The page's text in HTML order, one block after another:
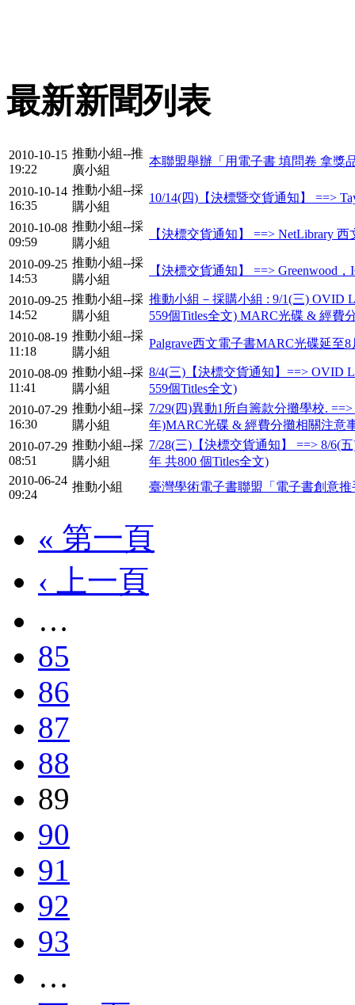
最新新聞列表
2010-10-15
19:22
推動小組--推
廣小組
本聯盟舉辦「用電子書 填問卷 拿獎
2010-10-14
16:35
推動小組--採
購小組
10/14(四)【決標暨交貨通知】 ==>
2010-10-08
09:59
推動小組--採
購小組
【決標交貨通知】 ==> NetLibrary
2010-09-25
14:53
推動小組--採
購小組
【決標交貨通知】 ==> Greenwood
2010-09-25
14:52
推動小組--採
購小組
推動小組－採購小組 : 9/1(三) OVID
559個Titles全文) MARC光碟 & 經費
2010-08-19
11:18
推動小組--採
購小組
Palgrave西文電子書MARC光碟延至
2010-08-09
11:41
推動小組--採
購小組
8/4(三)【決標交貨通知】==> OVID
559個Titles全文)
2010-07-29
16:30
推動小組--採
購小組
7/29(四)異動1所自籌款分攤學校.
年)MARC光碟 & 經費分攤相關注意
2010-07-29
08:51
推動小組--採
購小組
7/28(三)【決標交貨通知】 ==> 8/6(
年 共800 個Titles全文)
2010-06-24
09:24
推動小組 臺灣學術電子書聯盟「電子書創意
« 第一頁
‹ 上一頁
…
85
86
87
88
89
90
91
92
93
…